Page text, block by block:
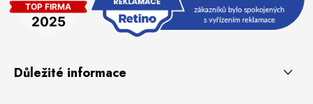
Důležité informace